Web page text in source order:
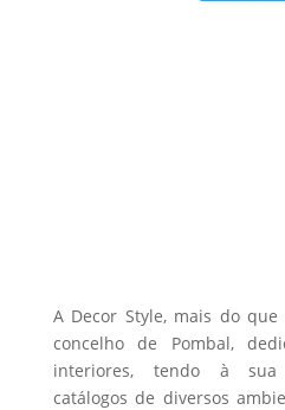
A Decor Style, mais do
concelho de Pombal,
interiores, tendo à sua
catálogos de diversos